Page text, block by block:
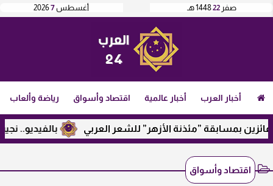
أغسطس7
2026 صفر 221448 هـ
أخبار العرب أخبار عالمية اقتصاد وأسواق رياضة وألعاب
بالفيديو.. نجيب ”مئذنة الأزهر” للشعر العربي
اقتصاد وأسواق